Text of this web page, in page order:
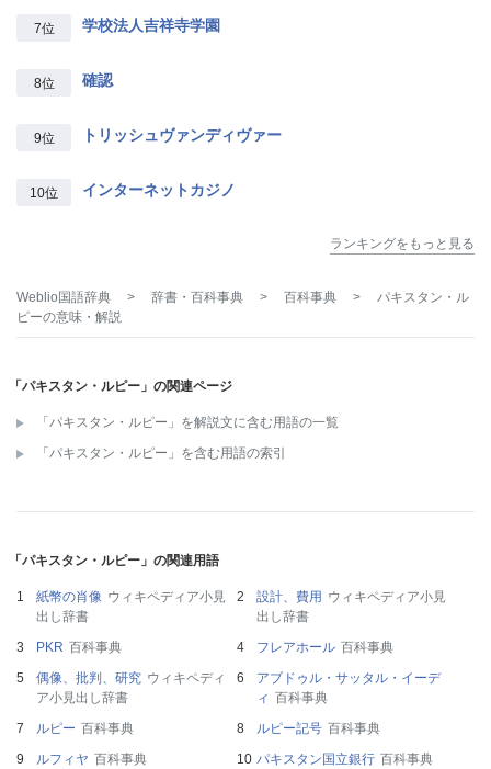
7位 学校法人吉祥寺学園
8位 確認
9位 トリッシュヴァンディヴァー
10位 インターネットカジノ
ランキングをもっと見る
Weblio国語辞典 > 辞書・百科事典 > 百科事典 >
パキスタン・ル
ピーの意味・解説
「パキスタン・ルピー」の関連ページ
「パキスタン・ルピー」を解説文に含む用語の一覧
「パキスタン・ルピー」を含む用語の索引
「パキスタン・ルピー」の関連用語
紙幣の肖像 ウィキペディア小見
出し辞書
設計、費用 ウィキペディア小見
出し辞書
PKR 百科事典 フレアホール 百科事典
偶像、批判、研究 ウィキペディ
ア小見出し辞書
アブドゥル・サッタル・イーデ
ィ 百科事典
ルピー 百科事典 ルピー記号 百科事典
ルフィヤ 百科事典 パキスタン国立銀行 百科事典